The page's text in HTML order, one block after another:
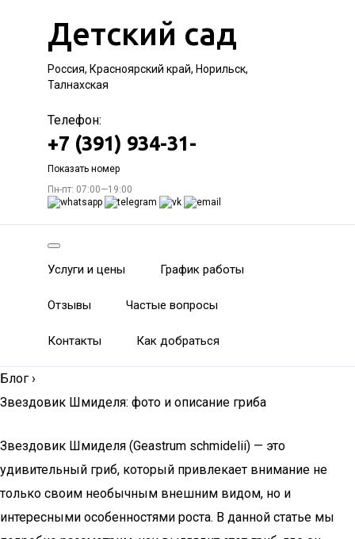
Детский сад
Россия, Красноярский край, Норильск,
Талнахская
Телефон:
+7 (391) 934-31-
Показать номер
Пн-пт: 07:00—19:00
Услуги и цены График работы
Отзывы Частые вопросы
Контакты Как добраться
Блог ›
Звездовик Шмиделя: фото и описание гриба
Звездовик Шмиделя (Geastrum schmidelii) — это
удивительный гриб, который привлекает внимание не
только своим необычным внешним видом, но и
интересными особенностями роста. В данной статье мы